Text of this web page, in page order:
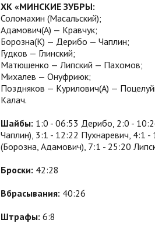
ХК «МИНСКИЕ ЗУБРЫ:
Соломахин (Масальский);
Адамович(А) — Кравчук;
Борозна(К) — Дерибо — Чаплин;
Гудков — Глинский;
Матюшенко — Липский — Пахомов;
Михалев — Онуфриюк;
Поздняков — Курилович(А) —
Калач.
Шайбы: 1:0 - 06:53 Дерибо, 2:0 -
Чаплин), 3:1 - 12:22 Пухнаревич, 4:1
(Борозна, Адамович), 7:1 - 25:20
Броски: 42:28
Вбрасывания: 40:26
Штрафы: 6:8